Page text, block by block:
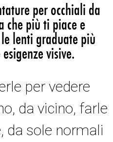
per occhiali da
che più ti piace e
lenti graduate più
visive.
per vedere
da vicino, farle
da sole normali